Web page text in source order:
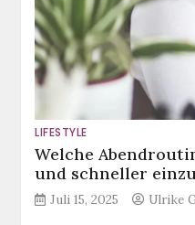
LIFESTYLE
Welche
und schneller
Juli 15, 2025 Ulrike